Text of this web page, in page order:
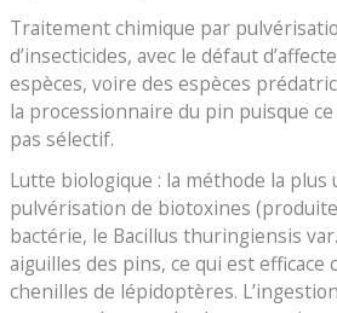
Traitement chimique par
d’insecticides, avec le défaut
espèces, voire des espèces
la processionnaire du pin puisque
pas sélectif.
Lutte biologique : la méthode la plus
pulvérisation de biotoxines
bactérie, le Bacillus thuringiensis
aiguilles des pins, ce qui est efficace
chenilles de lépidoptères.